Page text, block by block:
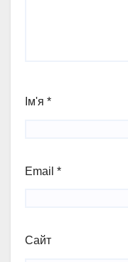
Ім'я *
Email *
Сайт